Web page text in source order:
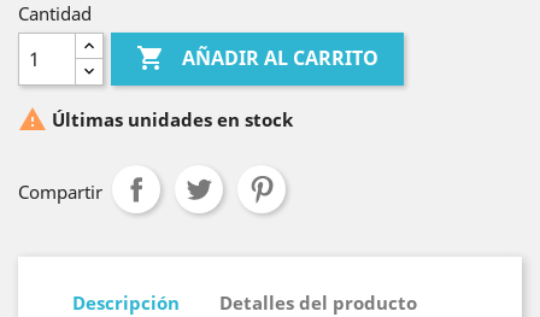
Cantidad
 AÑADIR AL CARRITO
 Últimas unidades en stock
Compartir
Descripción Detalles del producto